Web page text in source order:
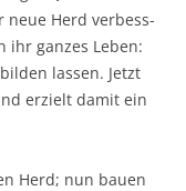
neue Herd verbess­
ihr ganzes Leben:
lassen. Jetzt
erzielt damit ein
Herd; nun bauen